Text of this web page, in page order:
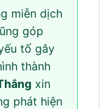
miễn dịch
góp
tố gây
thành
xin
phát hiện